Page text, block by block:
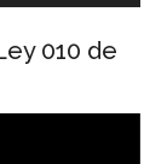
010 de